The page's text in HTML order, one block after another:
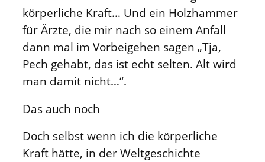
körperliche Kraft… Und ein Holzhammer
für Ärzte, die mir nach so einem Anfall
dann mal im Vorbeigehen sagen „Tja,
Pech gehabt, das ist echt selten. Alt wird
man damit nicht…“.
Das auch noch
Doch selbst wenn ich die körperliche
Kraft hätte, in der Weltgeschichte